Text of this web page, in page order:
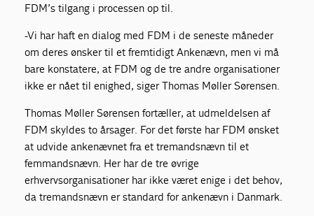
FDM’s tilgang i processen op til.
-Vi har haft en dialog med FDM i de seneste måneder
om deres ønsker til et fremtidigt Ankenævn, men vi må
bare konstatere, at FDM og de tre andre organisationer
ikke er nået til enighed, siger Thomas Møller Sørensen.
Thomas Møller Sørensen fortæller, at udmeldelsen af
FDM skyldes to årsager. For det første har FDM ønsket
at udvide ankenævnet fra et tremandsnævn til et
femmandsnævn. Her har de tre øvrige
erhvervsorganisationer har ikke været enige i det behov,
da tremandsnævn er standard for ankenævn i Danmark.